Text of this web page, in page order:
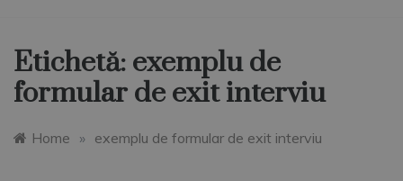
Etichetă: exemplu de
formular de exit interviu
Home » exemplu de formular de exit interviu